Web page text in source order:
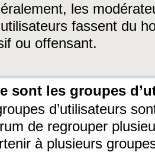
les
fassent du
ou offensant.
sont les groupes
d’utilisateurs
de regrouper
à plusieurs